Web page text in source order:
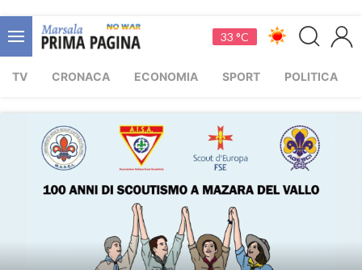
33 °C
TV CRONACA ECONOMIA SPORT POLITICA